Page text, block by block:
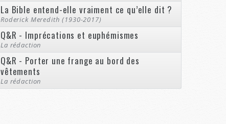
La Bible entend-elle vraiment ce qu’elle dit ?
Roderick Meredith (1930-2017)
Q&R - Imprécations et euphémismes
La rédaction
Q&R - Porter une frange au bord des
vêtements
La rédaction